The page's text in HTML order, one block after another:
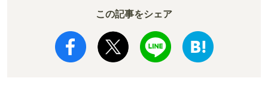
この記事をシェア